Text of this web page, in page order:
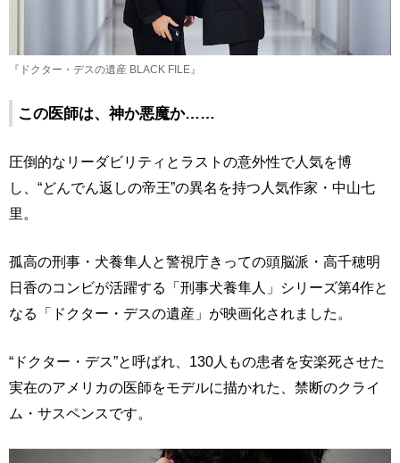
『ドクター・デスの遺産 BLACK FILE』
この医師は、神か悪魔か……
圧倒的なリーダビリティとラストの意外性で人気を博
し、“どんでん返しの帝王”の異名を持つ人気作家・中山七
里。
孤高の刑事・犬養隼人と警視庁きっての頭脳派・高千穂明
日香のコンビが活躍する「刑事犬養隼人」シリーズ第4作と
なる「ドクター・デスの遺産」が映画化されました。
“ドクター・デス”と呼ばれ、130人もの患者を安楽死させた
実在のアメリカの医師をモデルに描かれた、禁断のクライ
ム・サスペンスです。